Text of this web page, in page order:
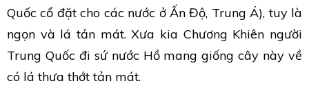
Quốc cổ đặt cho các nước ở Ấn Độ, Trung Á), tuy là
ngọn và lá tản mát. Xưa kia Chương Khiên người
Trung Quốc đi sứ nước Hồ mang giống cây này về
có lá thưa thớt tản mát.